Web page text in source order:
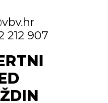
212 907